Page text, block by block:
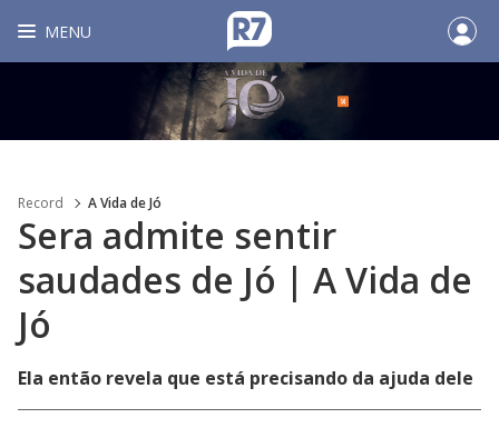
MENU
Record A Vida de Jó
Sera admite sentir
saudades de Jó | A Vida de
Jó
Ela então revela que está precisando da ajuda dele